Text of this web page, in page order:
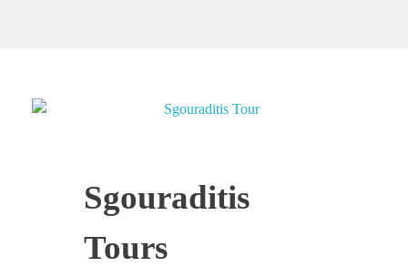
Sgouraditis
Tours